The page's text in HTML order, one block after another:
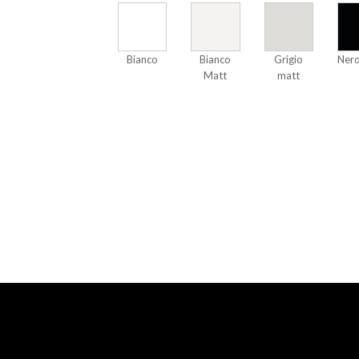
Bianco
Bianco
Matt
Grigio
matt